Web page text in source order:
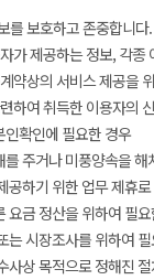
를 보호하고 존중합니다.
가 제공하는 정보, 각
약상의 서비스 제공을
하여 취득한 이용자의
확인에 필요한 경우
주거나 미풍양속을
공하기 위한 업무 제휴
요금 정산을 위하여 필
는 시장조사를 위하여
사상 목적으로 정해진